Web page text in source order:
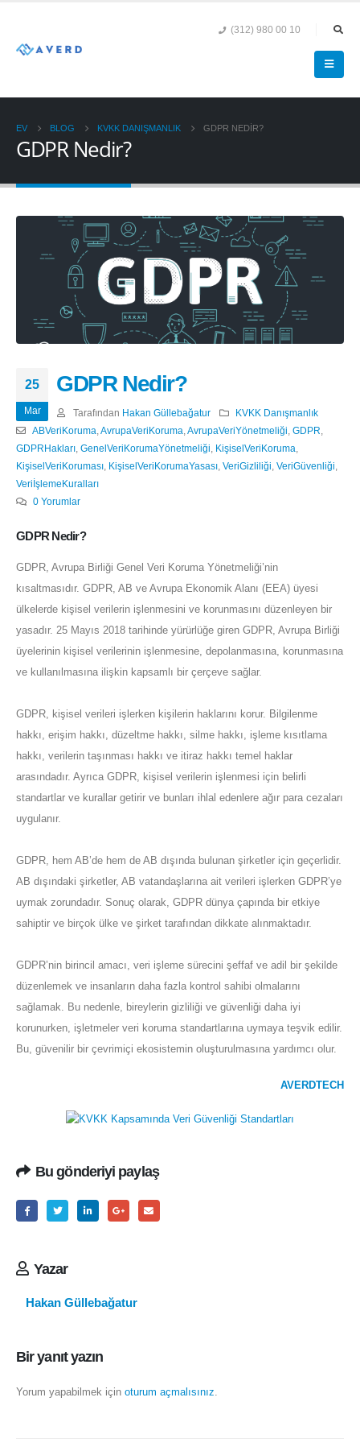
(312) 980 00 10
EV BLOG KVKK DANIŞMANLIK GDPR NEDIR?
GDPR Nedir?
25
Mar
GDPR Nedir?
Tarafından Hakan Güllebağatur
KVKK Danışmanlık
ABVeriKoruma AvrupaVeriKoruma AvrupaVeriYönetmeliği GDPR
GDPRHakları GenelVeriKorumaYönetmeliği KişiselVeriKoruma
KişiselVeriKoruması
KişiselVeriKorumaYasası VeriGizliliği VeriGüvenliği
VeriİşlemeKuralları
0 Yorumlar
GDPR Nedir?
GDPR, Avrupa Birliği Genel Veri Koruma Yönetmeliği’nin
kısaltmasıdır. GDPR, AB ve Avrupa Ekonomik Alanı (EEA) üyesi
ülkelerde kişisel verilerin işlenmesini ve korunmasını düzenleyen bir
yasadır. 25 Mayıs 2018 tarihinde yürürlüğe giren GDPR, Avrupa Birliği
üyelerinin kişisel verilerinin işlenmesine, depolanmasına, korunmasına
ve kullanılmasına ilişkin kapsamlı bir çerçeve sağlar.
GDPR, kişisel verileri işlerken kişilerin haklarını korur. Bilgilenme
hakkı, erişim hakkı, düzeltme hakkı, silme hakkı, işleme kısıtlama
hakkı, verilerin taşınması hakkı ve itiraz hakkı temel haklar
arasındadır. Ayrıca GDPR, kişisel verilerin işlenmesi için belirli
standartlar ve kurallar getirir ve bunları ihlal edenlere ağır para cezaları
uygulanır.
GDPR, hem AB’de hem de AB dışında bulunan şirketler için geçerlidir.
AB dışındaki şirketler, AB vatandaşlarına ait verileri işlerken GDPR’ye
uymak zorundadır. Sonuç olarak, GDPR dünya çapında bir etkiye
sahiptir ve birçok ülke ve şirket tarafından dikkate alınmaktadır.
GDPR’nin birincil amacı, veri işleme sürecini şeffaf ve adil bir şekilde
düzenlemek ve insanların daha fazla kontrol sahibi olmalarını
sağlamak. Bu nedenle, bireylerin gizliliği ve güvenliği daha iyi
korunurken, işletmeler veri koruma standartlarına uymaya teşvik edilir.
Bu, güvenilir bir çevrimiçi ekosistemin oluşturulmasına yardımcı olur.
AVERDTECH
Bu gönderiyi paylaş
Yazar
Hakan Güllebağatur
Bir yanıt yazın
Yorum yapabilmek için oturum açmalısınız.